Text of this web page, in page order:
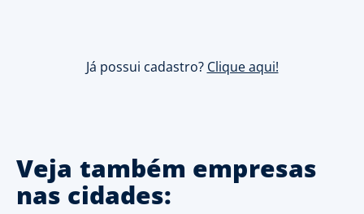
Já possui cadastro? Clique aqui!
Veja também empresas
nas cidades: